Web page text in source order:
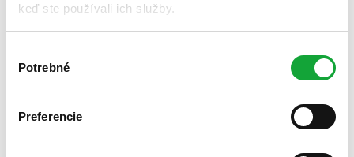
keď ste používali ich služby.
súhlasu
Potrebné
Preferencie